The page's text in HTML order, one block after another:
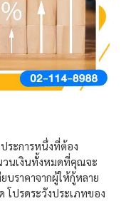
ระการหนึ่งที่ต้อง
วนเงินทั้งหมดที่คุณจะ
บราคาจากผู้ให้กู้หลาย
โปรดระวังประเภทของ